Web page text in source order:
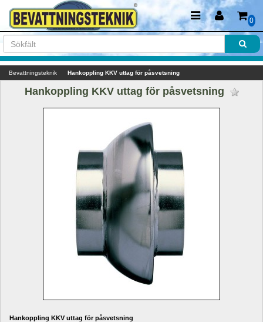
0
Bevattningsteknik Hankoppling KKV uttag för påsvetsning
Hankoppling KKV uttag för påsvetsning
Hankoppling KKV uttag för påsvetsning